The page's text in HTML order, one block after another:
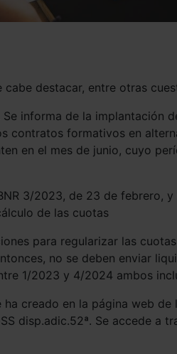
destacar, entre otras
Se informa de la implantación
contratos formativos en
en el mes de junio, cuyo
3/2023, de 23 de febrero,
de las cuotas
para regularizar las
no se deben enviar
1/2023 y 4/2024 ambos
ha creado en la página web
disp.adic.52ª. Se accede a